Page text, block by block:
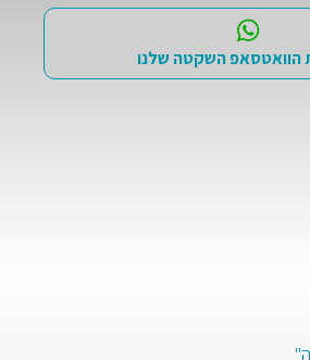
הוואטסאפ השקטה שלנו